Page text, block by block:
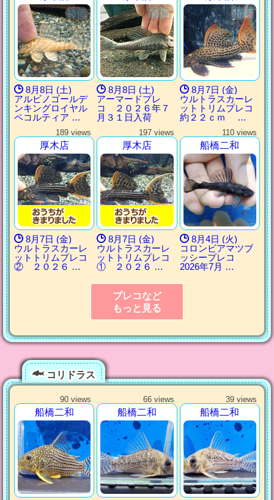
8月8日 (土)
アルビノゴールデ
ンキングロイヤル
ペコルティア …
8月8日 (土)
アーマードプレ
コ ２０２６年７
月３１日入荷
8月7日 (金)
ウルトラスカーレ
ットトリムプレコ
約２２ｃｍ …
189 views
厚木店
8月7日 (金)
ウルトラスカーレ
ットトリムプレコ
② ２０２６ …
197 views
厚木店
8月7日 (金)
ウルトラスカーレ
ットトリムプレコ
① ２０２６ …
110 views
船橋二和
8月4日 (火)
コロンビアマツブ
ッシープレコ
2026年7月 …
プレコなど
もっと見る
コリドラス
90 views
船橋二和
66 views
船橋二和
39 views
船橋二和